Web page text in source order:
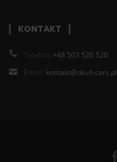
KONTAKT
Telefon: +48 503 520 520
Email: kontakt@devil-cars.pl